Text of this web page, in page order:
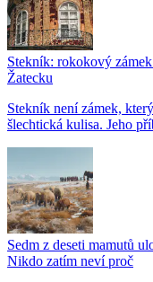
Stekník: rokokový
Žatecku
Stekník není zámek,
šlechtická kulisa. Jeho
Sedm z deseti mamutů
Nikdo zatím neví proč